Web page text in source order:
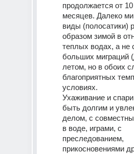
продолжается от
месяцев. Далеко
виды (полосатики)
образом зимой в
теплых водах, а
больших миграций
летом, но в обоих
благоприятных
условиях.
Ухаживание и
быть долгим и
делом, с
в воде, играми, с
преследованием,
прикосновениями